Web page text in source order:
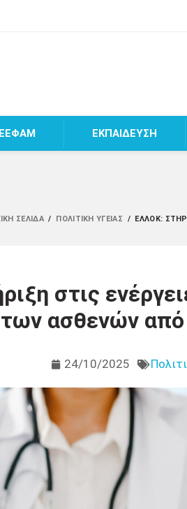
ΕΕΦΑΜ ΕΚΠΑΙΔΕΥΣΗ
ΣΕΛΊΔΑ / ΠΟΛΙΤΙΚΉ ΥΓΕΊΑΣ / ΕΛΛΟΚ:
στις
ασθενών
24/10/2025